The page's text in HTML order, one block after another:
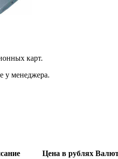
карт.
у менеджера.
Цена в рублях